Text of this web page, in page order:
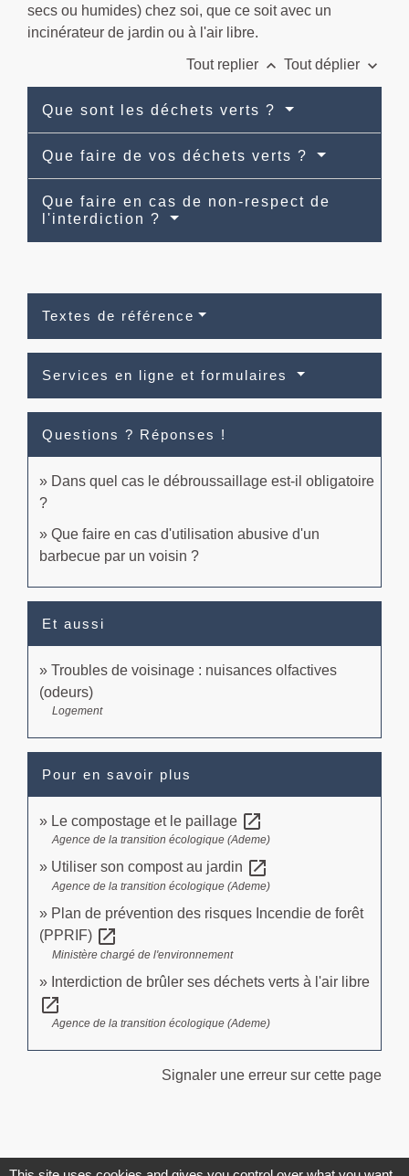
secs ou humides) chez soi, que ce soit avec un
incinérateur de jardin ou à l'air libre.
Tout replier keyboard_arrow_up Tout déplier keyboard_arrow_down
Que sont les déchets verts ?
Que faire de vos déchets verts ?
Que faire en cas de non-respect de
l'interdiction ?
Textes de référence
Services en ligne et formulaires
Questions ? Réponses !
Dans quel cas le débroussaillage est-il obligatoire
?
Que faire en cas d'utilisation abusive d'un
barbecue par un voisin ?
Et aussi
Troubles de voisinage : nuisances olfactives
(odeurs)
Logement
Pour en savoir plus
Le compostage et le paillage open_in_new
Agence de la transition écologique (Ademe)
Utiliser son compost au jardin open_in_new
Agence de la transition écologique (Ademe)
Plan de prévention des risques Incendie de forêt
(PPRIF) open_in_new
Ministère chargé de l'environnement
Interdiction de brûler ses déchets verts à l'air libre
open_in_new
Agence de la transition écologique (Ademe)
Signaler une erreur sur cette page